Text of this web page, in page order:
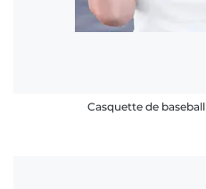
FAQ
Casquette de